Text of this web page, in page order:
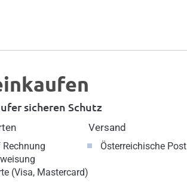
sicheren Schutz
(Visa, Mastercard)
Versand
Österreichische Post